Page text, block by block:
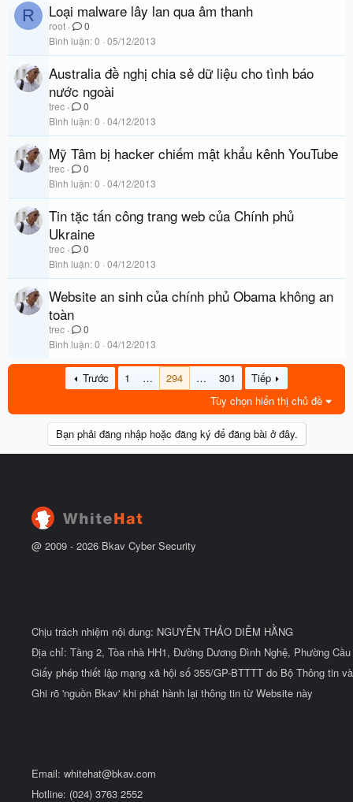
R Loại malware lây lan qua âm thanh
root
0
Bình luận 0 05/12/2013
Australia đề nghị chia sẻ dữ liệu cho tình báo
nước ngoài
trec
0
Bình luận 0 04/12/2013
Mỹ Tâm bị hacker chiếm mật khẩu kênh YouTube
trec
0
Bình luận 0 04/12/2013
Tin tặc tấn công trang web của Chính phủ
Ukraine
trec
0
Bình luận 0 04/12/2013
Website an sinh của chính phủ Obama không an
toàn
trec
0
Bình luận 0 04/12/2013
Trước 1 … 294 … 301
Tiếp
Tùy chọn hiển thị chủ đề
Bạn phải đăng nhập hoặc đăng ký để đăng bài ở đây.
@ 2009 - 2026 Bkav Cyber Security
Chịu trách nhiệm nội dung: NGUYỄN THẢO DIỄM HẰNG
Địa chỉ: Tầng 2, Tòa nhà HH1, Đường Dương Đình Nghệ, Phường
Giấy phép thiết lập mạng xã hội số 355/GP-BTTTT do Bộ Thông tin
Ghi rõ 'nguồn Bkav' khi phát hành lại thông tin từ Website này
Email: whitehat@bkav.com
Hotline: (024) 3763 2552